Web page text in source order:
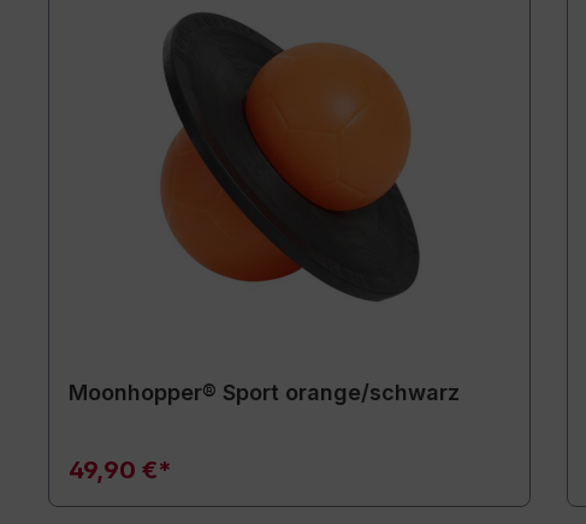
Moonhopper® Sport orange/schwarz
49,90 €*